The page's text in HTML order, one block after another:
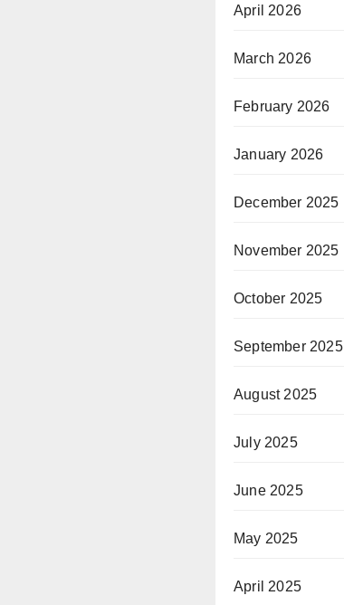
April 2026
March 2026
February 2026
January 2026
December 2025
November 2025
October 2025
September 2025
August 2025
July 2025
June 2025
May 2025
April 2025